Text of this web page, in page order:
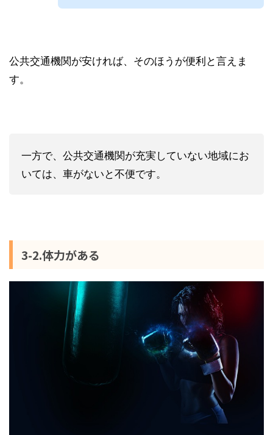
公共交通機関が安ければ、そのほうが便利と言えま
す。
一方で、公共交通機関が充実していない地域にお
いては、車がないと不便です。
3-2.体力がある